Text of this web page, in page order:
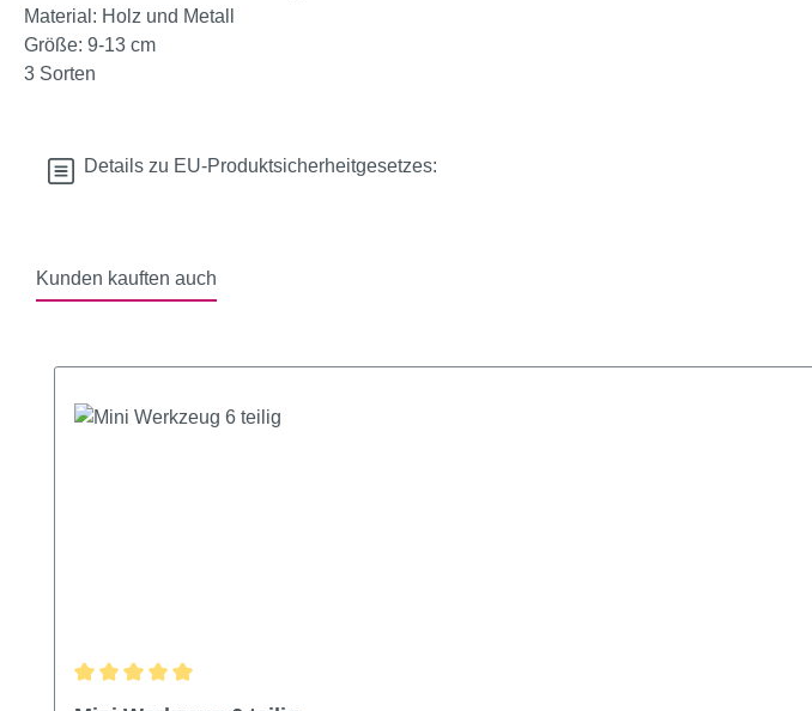
Material: Holz und Metall
Größe: 9-13 cm
3 Sorten
Details zu EU-Produktsicherheitgesetzes:
Kunden kauften auch
Durchschnittliche Bewertung von 5 von 5 Sternen